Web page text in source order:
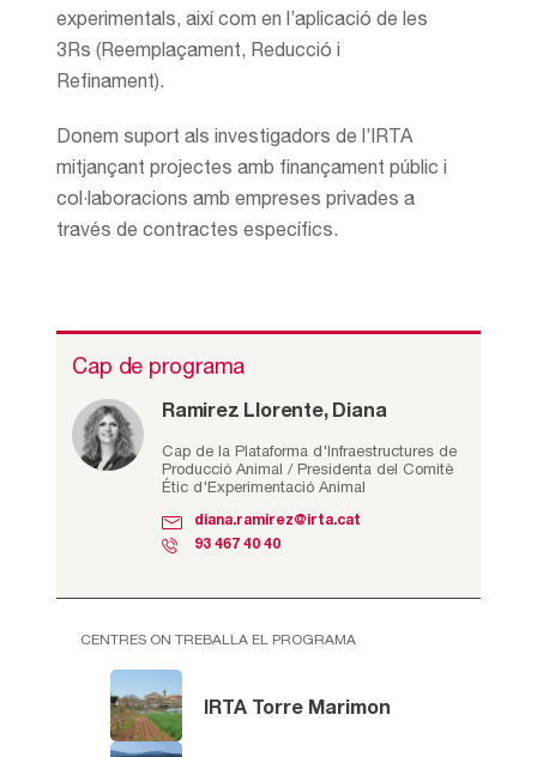
experimentals, així com en l’aplicació de les
3Rs (Reemplaçament, Reducció i
Refinament).
Donem suport als investigadors de l’IRTA
mitjançant projectes amb finançament públic i
col·laboracions amb empreses privades a
través de contractes específics.
Cap de programa
Ramirez Llorente, Diana
Cap de la Plataforma d'Infraestructures de
Producció Animal / Presidenta del Comitè
Étic d'Experimentació Animal
diana.ramirez@irta.cat
93 467 40 40
CENTRES ON TREBALLA EL PROGRAMA
IRTA Torre Marimon